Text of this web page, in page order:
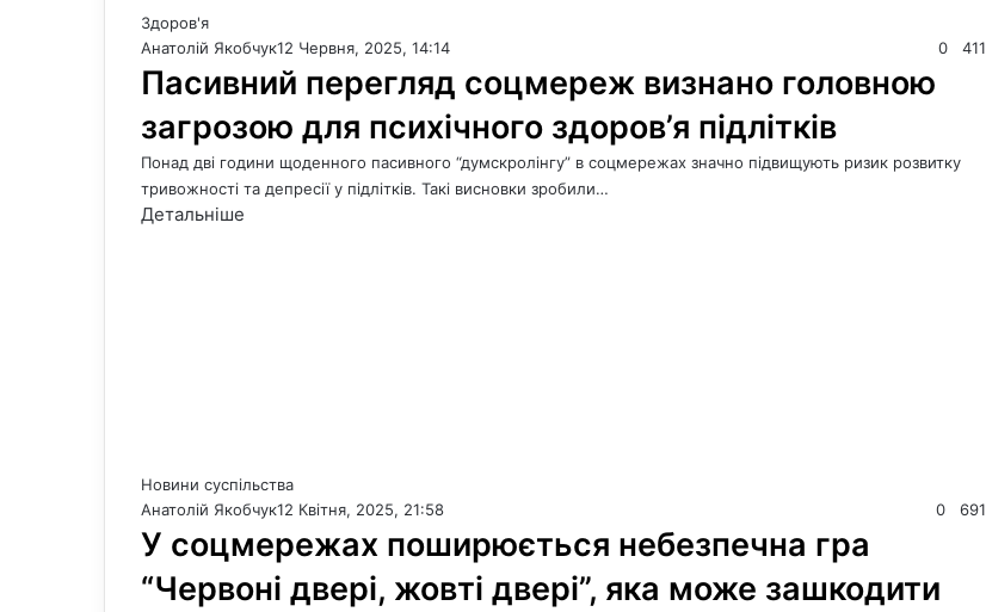
Здоров'я
Анатолій Якобчук12 Червня, 2025, 14:14 0 411
Пасивний перегляд соцмереж визнано головною
загрозою для психічного здоров’я підлітків
Понад дві години щоденного пасивного “думскролінгу” в соцмережах значно підвищують ризик розвитку
тривожності та депресії у підлітків. Такі висновки зробили…
Детальніше
Новини суспільства
Анатолій Якобчук12 Квітня, 2025, 21:58 0 691
У соцмережах поширюється небезпечна гра
“Червоні двері, жовті двері”, яка може зашкодити